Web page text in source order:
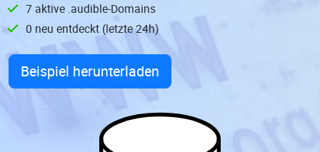
7 aktive .audible-Domains
0 neu entdeckt (letzte 24h)
Beispiel herunterladen